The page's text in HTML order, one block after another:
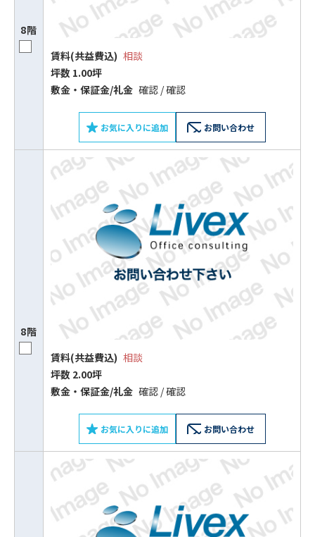
8階
賃料(共益費込) 相談
坪数 1.00坪
敷⾦‧保証⾦/礼⾦ 確認 / 確認
お気に入りに追加 お問い合わせ
8階
賃料(共益費込) 相談
坪数 2.00坪
敷⾦‧保証⾦/礼⾦ 確認 / 確認
お気に入りに追加 お問い合わせ